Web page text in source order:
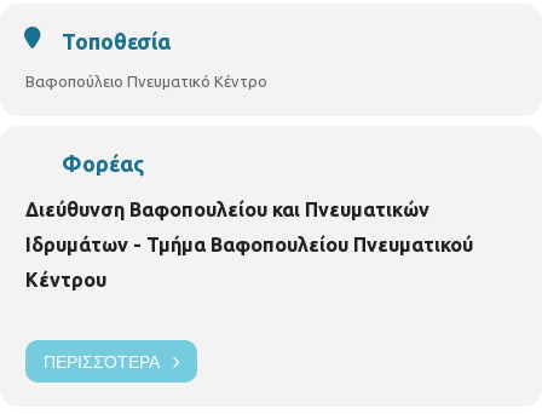
Τοποθεσία
Βαφοπούλειο Πνευματικό Κέντρο
Φορέας
Διεύθυνση Βαφοπουλείου και Πνευματικών
Ιδρυμάτων - Τμήμα Βαφοπουλείου Πνευματικού
Κέντρου
ΠΕΡΙΣΣΌΤΕΡΑ